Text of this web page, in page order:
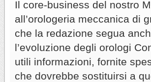
Il core-business del nostro
all’orologeria meccanica di
che la redazione segua
l’evoluzione degli orologi
utili informazioni, fornite
che dovrebbe sostituirsi a